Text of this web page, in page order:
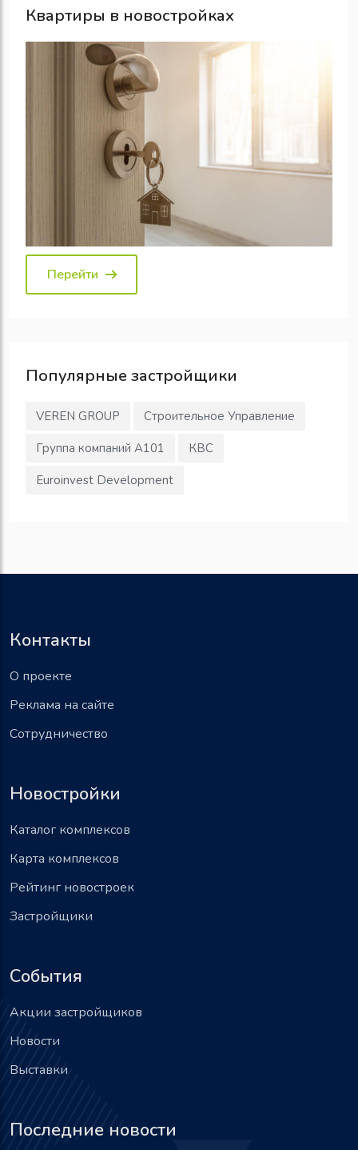
Квартиры в новостройках
Перейти
Популярные застройщики
VEREN GROUP
Строительное Управление
Группа компаний А101
КВС
Euroinvest Development
Контакты
О проекте
Реклама на сайте
Сотрудничество
Новостройки
Каталог комплексов
Карта комплексов
Рейтинг новостроек
Застройщики
События
Акции застройщиков
Новости
Выставки
Последние новости